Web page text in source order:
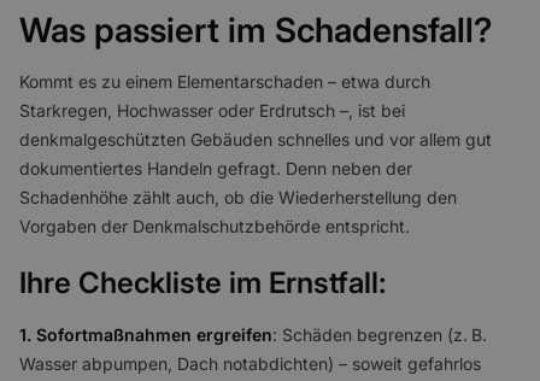
Was passiert im Schadensfall?
Kommt es zu einem Elementarschaden – etwa durch
Starkregen, Hochwasser oder Erdrutsch –, ist bei
denkmalgeschützten Gebäuden schnelles und vor allem gut
dokumentiertes Handeln gefragt. Denn neben der
Schadenhöhe zählt auch, ob die Wiederherstellung den
Vorgaben der Denkmalschutzbehörde entspricht.
Ihre Checkliste im Ernstfall:
1. Sofortmaßnahmen ergreifen: Schäden begrenzen (z. B.
Wasser abpumpen, Dach notabdichten) – soweit gefahrlos